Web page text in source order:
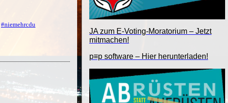
JA zum E-Voting-Moratorium – Jetzt
mitmachen!
p≡p software – Hier herunterladen!
#niemehrcdu